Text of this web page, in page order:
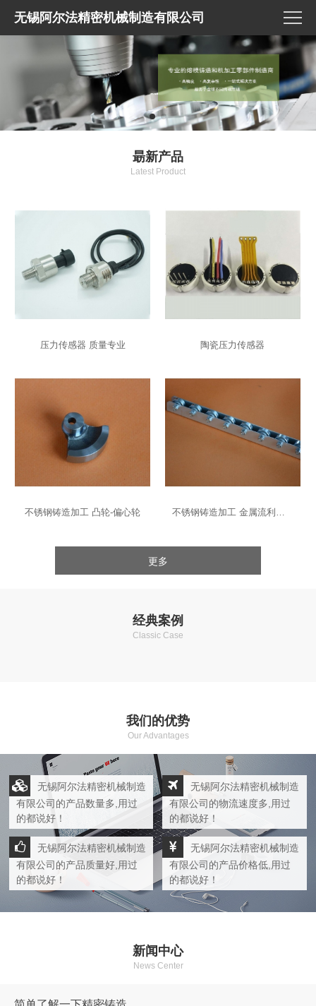
无锡阿尔法精密机械制造有限公司
朂新产品
Latest Product
压力传感器 质量专业 陶瓷压力传感器
不锈钢铸造加工 凸轮-偏心轮 不锈钢铸造加工 金属流利条-导轨
更多
经典案例
Classic Case
我们的优势
Our Advantages
无锡阿尔法精密机械制造
有限公司的产品数量多,用过
的都说好！
无锡阿尔法精密机械制造
有限公司的物流速度多,用过
的都说好！
无锡阿尔法精密机械制造
有限公司的产品质量好,用过
的都说好！
无锡阿尔法精密机械制造
有限公司的产品价格低,用过
的都说好！
新闻中心
News Center